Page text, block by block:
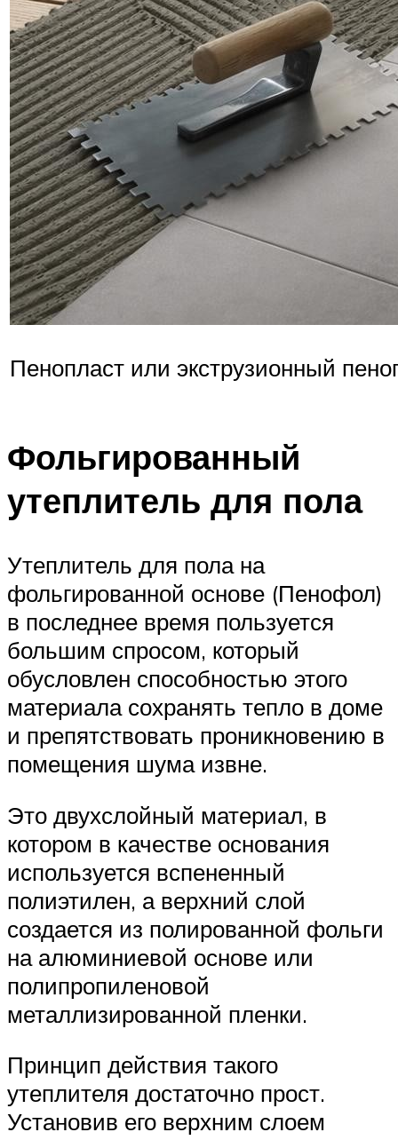
Пенопласт или экструзионный
Фольгированный
утеплитель для пола
Утеплитель для пола на
фольгированной основе (Пенофол)
в последнее время пользуется
большим спросом, который
обусловлен способностью этого
материала сохранять тепло в доме
и препятствовать проникновению в
помещения шума извне.
Это двухслойный материал, в
котором в качестве основания
используется вспененный
полиэтилен, а верхний слой
создается из полированной фольги
на алюминиевой основе или
полипропиленовой
металлизированной пленки.
Принцип действия такого
утеплителя достаточно прост.
Установив его верхним слоем